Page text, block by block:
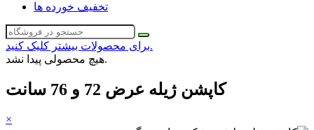
تخفیف خورده ها
برای محصولات بیشتر کلیک کنید.
هیچ محصولی پیدا نشد.
کاپشن ژیله عرض 72 و 76 سانت
×